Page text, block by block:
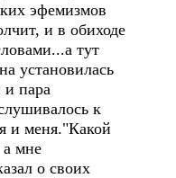
эфемизмов
и в обиходе
тут
установилась
и пара
к
и меня."Какой
а мне
о своих